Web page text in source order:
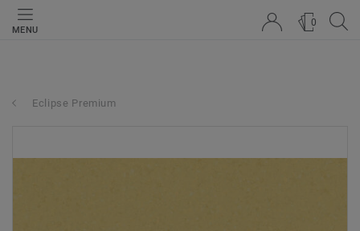
MENU
0
Eclipse Premium